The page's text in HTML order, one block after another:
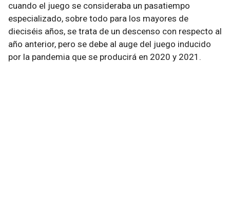
cuando el juego se consideraba un pasatiempo
especializado, sobre todo para los mayores de
dieciséis años, se trata de un descenso con respecto al
año anterior, pero se debe al auge del juego inducido
por la pandemia que se producirá en 2020 y 2021.